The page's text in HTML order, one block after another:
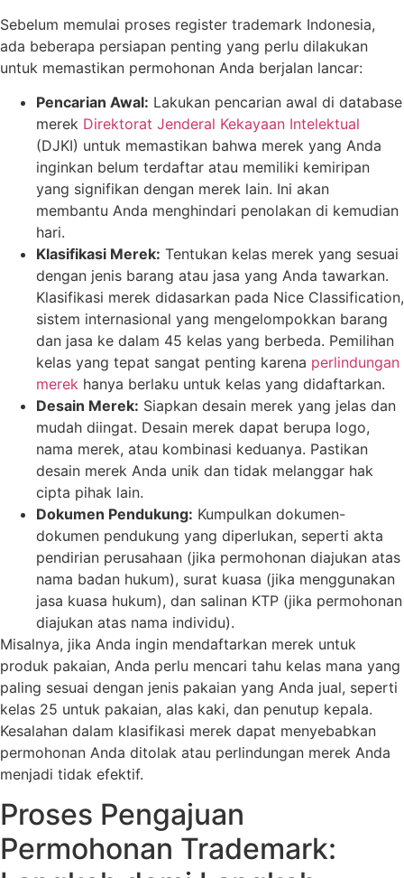
Sebelum memulai proses register trademark Indonesia,
ada beberapa persiapan penting yang perlu dilakukan
untuk memastikan permohonan Anda berjalan lancar:
Pencarian Awal: Lakukan pencarian awal di database
merek Direktorat Jenderal Kekayaan Intelektual
(DJKI) untuk memastikan bahwa merek yang Anda
inginkan belum terdaftar atau memiliki kemiripan
yang signifikan dengan merek lain. Ini akan
membantu Anda menghindari penolakan di kemudian
hari.
Klasifikasi Merek: Tentukan kelas merek yang sesuai
dengan jenis barang atau jasa yang Anda tawarkan.
Klasifikasi merek didasarkan pada Nice Classification,
sistem internasional yang mengelompokkan barang
dan jasa ke dalam 45 kelas yang berbeda. Pemilihan
kelas yang tepat sangat penting karena perlindungan
merek hanya berlaku untuk kelas yang didaftarkan.
Desain Merek: Siapkan desain merek yang jelas dan
mudah diingat. Desain merek dapat berupa logo,
nama merek, atau kombinasi keduanya. Pastikan
desain merek Anda unik dan tidak melanggar hak
cipta pihak lain.
Dokumen Pendukung: Kumpulkan dokumen-
dokumen pendukung yang diperlukan, seperti akta
pendirian perusahaan (jika permohonan diajukan atas
nama badan hukum), surat kuasa (jika menggunakan
jasa kuasa hukum), dan salinan KTP (jika permohonan
diajukan atas nama individu).
Misalnya, jika Anda ingin mendaftarkan merek untuk
produk pakaian, Anda perlu mencari tahu kelas mana yang
paling sesuai dengan jenis pakaian yang Anda jual, seperti
kelas 25 untuk pakaian, alas kaki, dan penutup kepala.
Kesalahan dalam klasifikasi merek dapat menyebabkan
permohonan Anda ditolak atau perlindungan merek Anda
menjadi tidak efektif.
Proses Pengajuan
Permohonan Trademark: